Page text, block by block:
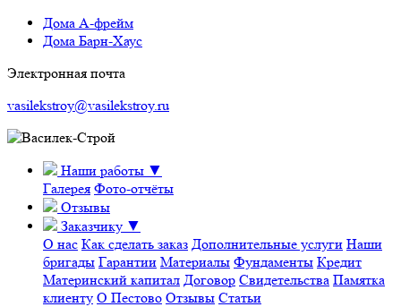
Дома А-фрейм
Дома Барн-Хаус
Электронная почта
vasilekstroy@vasilekstroy.ru
Наши работы ▼
Галерея Фото-отчёты
Отзывы
Заказчику ▼
О нас Как сделать заказ Дополнительные услуги Наши
бригады Гарантии Материалы Фундаменты Кредит
Материнский капитал Договор Свидетельства Памятка
клиенту О Пестово Отзывы Статьи